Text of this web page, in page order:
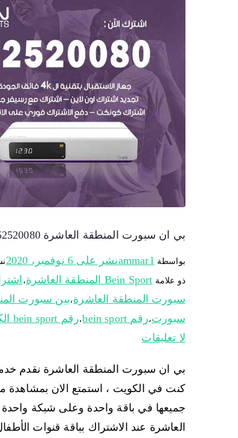
بي ان سبورت المنطقة العاشرة 52520080 اشتراك وتجديد اشتراك Bein Sport كل الباقات
بواسطة ammar1نشر على 6 نوفمبر، 2020
ذو علامة Bein Sport المنطقة العاشرة ،
سبورت المنطقة العاشرة،بين سبورت
سبورت،رقم bein sport ،رقم bein sport الكويت
لا تعليقات
بي ان سبورت المنطقة العاشرة نقدم
كنت في الكويت ، استمتع الان بمشاهدة
جميعها في باقة واحدة وعلى شبكة
العاشرة عند الاشتراك بباقة قنوات